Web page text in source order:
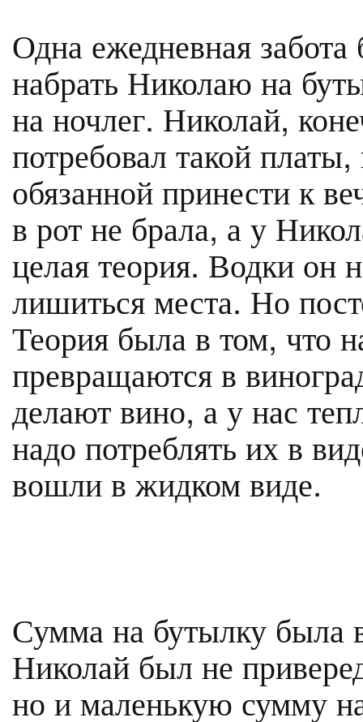
Одна ежедневная
набрать Николаю на
на ночлег. Николай,
потребовал такой
обязанной принести к
в рот не брала, а у
целая теория. Водки он
лишиться места. Но
Теория была в том, что
превращаются в
делают вино, а у нас
надо потреблять их в
вошли в жидком виде.
Сумма на бутылку была
Николай был не
но и маленькую сумму